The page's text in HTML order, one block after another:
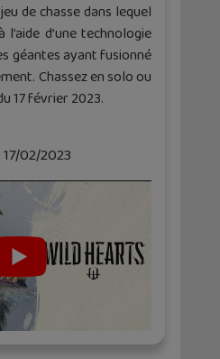
de chasse dans lequel
d’une technologie
géantes ayant fusionné
Chassez en solo ou
17 février 2023.
02/2023